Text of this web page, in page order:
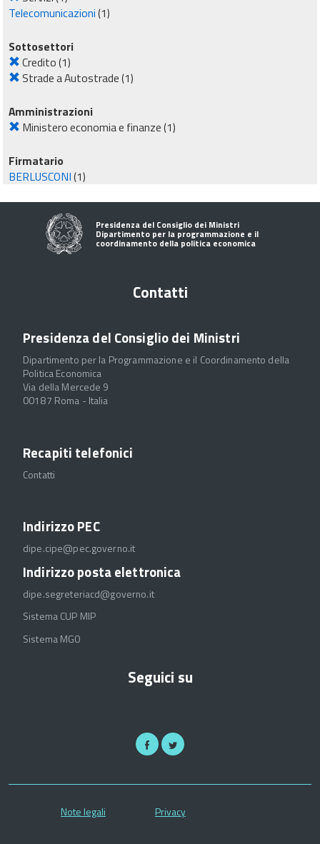
Telecomunicazioni(1)
Sottosettori
Credito(1)
Strade a Autostrade(1)
Amministrazioni
Ministero economia e finanze(1)
Firmatario
BERLUSCONI(1)
Presidenza del Consiglio dei Ministri
Dipartimento per la programmazione e il
coordinamento della politica economica
Contatti
Presidenza del Consiglio dei Ministri
Dipartimento per la Programmazione e il Coordinamento della
Politica Economica
Via della Mercede 9
00187 Roma - Italia
Recapiti telefonici
Contatti
Indirizzo PEC
dipe.cipe@pec.governo.it
Indirizzo posta elettronica
dipe.segreteriacd@governo.it
Sistema CUP MIP
Sistema MGO
Seguici su
Note legali Privacy